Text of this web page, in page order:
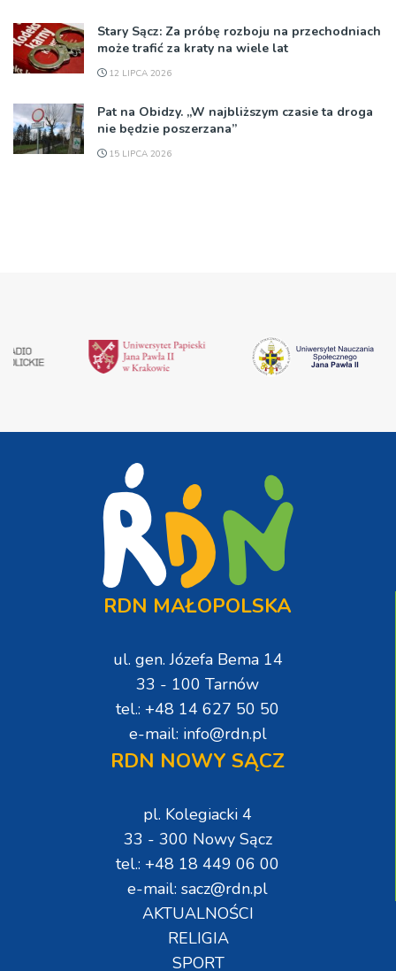
Stary Sącz: Za próbę rozboju na przechodniach
może trafić za kraty na wiele lat
12 LIPCA 2026
Pat na Obidzy. „W najbliższym czasie ta droga
nie będzie poszerzana”
15 LIPCA 2026
RDN MAŁOPOLSKA
ul. gen. Józefa Bema 14
33 - 100 Tarnów
tel.: +48 14 627 50 50
e-mail: info@rdn.pl
RDN NOWY SĄCZ
pl. Kolegiacki 4
33 - 300 Nowy Sącz
tel.: +48 18 449 06 00
e-mail: sacz@rdn.pl
AKTUALNOŚCI
RELIGIA
SPORT